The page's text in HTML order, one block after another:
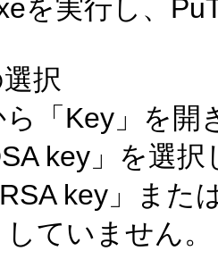
を実行し、
択
ら「Key」を開
key」を選
RSA key」ま
ていません。